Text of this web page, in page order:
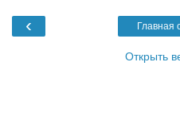
‹ Главная
Открыть